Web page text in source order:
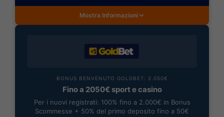
Mostra Informazioni
BONUS BENVENUTO GOLDBET: 2.050€
Fino a 2050€ sport e casino
Per i nuovi registrati: 100% fino a 2.000€ in Bonus
Scommesse + 50% del primo deposito fino a 50€